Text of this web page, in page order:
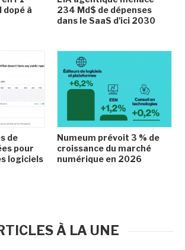
dopé à
234 Md$ de dépenses
dans le SaaS d'ici 2030
de
pour
logiciels
Numeum prévoit 3 % de
croissance du marché
numérique en 2026
À LA UNE